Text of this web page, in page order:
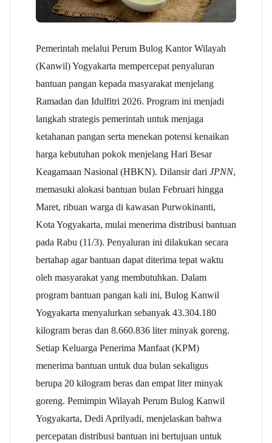
Pemerintah melalui Perum Bulog Kantor Wilayah
(Kanwil) Yogyakarta mempercepat penyaluran
bantuan pangan kepada masyarakat menjelang
Ramadan dan Idulfitri 2026. Program ini menjadi
langkah strategis pemerintah untuk menjaga
ketahanan pangan serta menekan potensi kenaikan
harga kebutuhan pokok menjelang Hari Besar
Keagamaan Nasional (HBKN). Dilansir dari JPNN,
memasuki alokasi bantuan bulan Februari hingga
Maret, ribuan warga di kawasan Purwokinanti,
Kota Yogyakarta, mulai menerima distribusi bantuan
pada Rabu (11/3). Penyaluran ini dilakukan secara
bertahap agar bantuan dapat diterima tepat waktu
oleh masyarakat yang membutuhkan. Dalam
program bantuan pangan kali ini, Bulog Kanwil
Yogyakarta menyalurkan sebanyak 43.304.180
kilogram beras dan 8.660.836 liter minyak goreng.
Setiap Keluarga Penerima Manfaat (KPM)
menerima bantuan untuk dua bulan sekaligus
berupa 20 kilogram beras dan empat liter minyak
goreng. Pemimpin Wilayah Perum Bulog Kanwil
Yogyakarta, Dedi Aprilyadi, menjelaskan bahwa
percepatan distribusi bantuan ini bertujuan untuk